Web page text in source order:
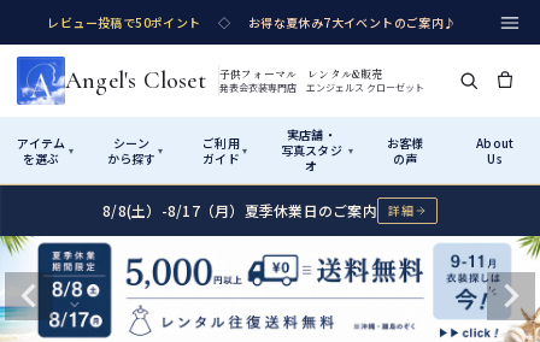
レビュー投稿で50ポイント ◇ お得な夏休み7大イベントのご案内♪
Angel's Closet 子供フォーマル レンタル&販売
発表会衣装専門店 エンジェルス クローゼット
アイテム
を選ぶ
▾
シーン
から探す ▾
ご利用
ガイド ▾
実店舗・
写真スタジ
オ
▾
お客様
の声
About
Us
Shop by Category アイテムから探す
カテゴリ詳細→ サイズで選ぶ →
Shop by Occasion シーンから探す
性別・サイズで絞り込む→
How It Works ご利用ガイド
Startはじめに
Visit Us 実店舗・写真スタジオ
8/8(土）-8/17（月）夏季休業日のご案内 詳細